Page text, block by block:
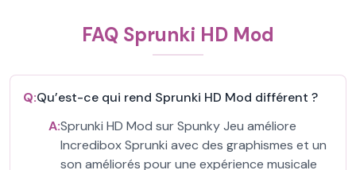
FAQ Sprunki HD Mod
Q:Qu’est-ce qui rend Sprunki HD Mod différent ?
A:Sprunki HD Mod sur Spunky Jeu améliore
Incredibox Sprunki avec des graphismes et un
son améliorés pour une expérience musicale